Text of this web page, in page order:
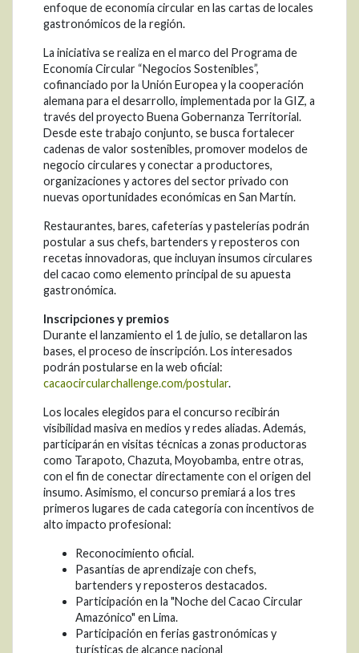
enfoque de economía circular en las cartas de locales
gastronómicos de la región.
La iniciativa se realiza en el marco del Programa de
Economía Circular “Negocios Sostenibles”,
cofinanciado por la Unión Europea y la cooperación
alemana para el desarrollo, implementada por la GIZ, a
través del proyecto Buena Gobernanza Territorial.
Desde este trabajo conjunto, se busca fortalecer
cadenas de valor sostenibles, promover modelos de
negocio circulares y conectar a productores,
organizaciones y actores del sector privado con
nuevas oportunidades económicas en San Martín.
Restaurantes, bares, cafeterías y pastelerías podrán
postular a sus chefs, bartenders y reposteros con
recetas innovadoras, que incluyan insumos circulares
del cacao como elemento principal de su apuesta
gastronómica.
Inscripciones y premios
Durante el lanzamiento el 1 de julio, se detallaron las
bases, el proceso de inscripción. Los interesados
podrán postularse en la web oficial:
cacaocircularchallenge.com/postular.
Los locales elegidos para el concurso recibirán
visibilidad masiva en medios y redes aliadas. Además,
participarán en visitas técnicas a zonas productoras
como Tarapoto, Chazuta, Moyobamba, entre otras,
con el fin de conectar directamente con el origen del
insumo. Asimismo, el concurso premiará a los tres
primeros lugares de cada categoría con incentivos de
alto impacto profesional:
Reconocimiento oficial.
Pasantías de aprendizaje con chefs,
bartenders y reposteros destacados.
Participación en la "Noche del Cacao Circular
Amazónico" en Lima.
Participación en ferias gastronómicas y
turísticas de alcance nacional